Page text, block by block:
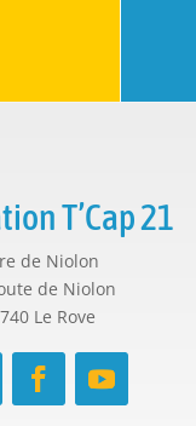
T’Cap 21
de Niolon
de Niolon
Le Rove